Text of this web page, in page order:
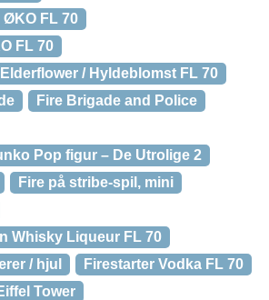
ØKO FL 70
FL 70
/ Hyldeblomst FL 70
Fire Brigade and Police
Pop figur – De Utrolige 2
Fire på stribe-spil, mini
Whisky Liqueur FL 70
/ hjul
Firestarter Vodka FL 70
Tower